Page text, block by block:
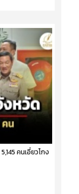
คนเอี่ยวโกง